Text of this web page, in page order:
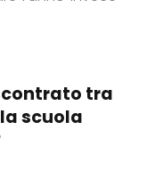
tra
scuola